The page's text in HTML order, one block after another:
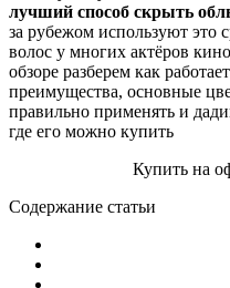
лучший способ скрыть
за рубежом используют это
волос у многих актёров кино
обзоре разберем как
преимущества, основные
правильно применять и
где его можно купить
Купить на
Содержание статьи